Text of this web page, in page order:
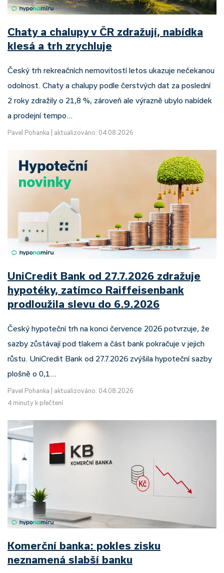
Chaty a chalupy v ČR zdražují, nabídka
klesá a trh zrychluje
Český trh rekreačních nemovitostí letos ukazuje nečekanou
odolnost. Chaty a chalupy podle čerstvých dat za poslední
2 roky zdražily o 21,8 %, zároveň ale výrazně ubylo nabídek
a prodejní tempo…
Pavel Pohanka aktualizováno: 04.08.2026
UniCredit Bank od 27.7.2026 zdražuje
hypotéky, zatímco Raiffeisenbank
prodloužila slevu do 6.9.2026
Český hypoteční trh na konci července 2026 potvrzuje, že
sazby zůstávají pod tlakem a část bank pokračuje v jejich
růstu. UniCredit Bank od 27.7.2026 zvýšila hypoteční sazby
plošně o 0,1…
Pavel Pohanka
aktualizováno: 04.08.2026
4 minuty k přečtení
Komerční banka: pokles zisku
neznamená slabší banku